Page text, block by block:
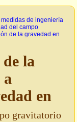
de ingeniería
del campo
de la gravedad en
la
a
en
gravitatorio